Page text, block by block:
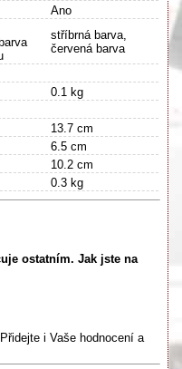
Ano
stříbrná barva,
červená barva
0.1 kg
13.7 cm
6.5 cm
10.2 cm
0.3 kg
ostatním. Jak jste na
i Vaše hodnocení a